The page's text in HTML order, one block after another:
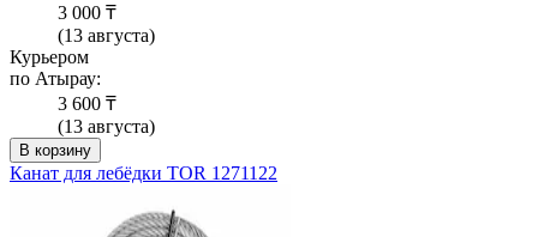
3 000 ₸
(13 августа)
Курьером
по Атырау:
3 600 ₸
(13 августа)
В корзину
Канат для лебёдки TOR 1271122